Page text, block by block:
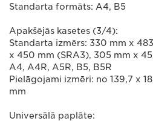
Standarta formāts: A4, B5
Apakšējās kasetes (3/4):
Standarta izmērs: 330 mm x
x 450 mm (SRA3), 305 mm x
A4, A4R, A5R, B5, B5R
Pielāgojami izmēri: no 139,7 x
mm
Universālā paplāte: